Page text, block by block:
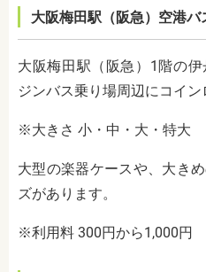
大阪梅田駅（阪急）空港バ
大阪梅田駅（阪急）1階の
ジンバス乗り場周辺にコイン
※大きさ 小・中・大・特大
大型の楽器ケースや、大き
ズがあります。
※利用料 300円から1,000円